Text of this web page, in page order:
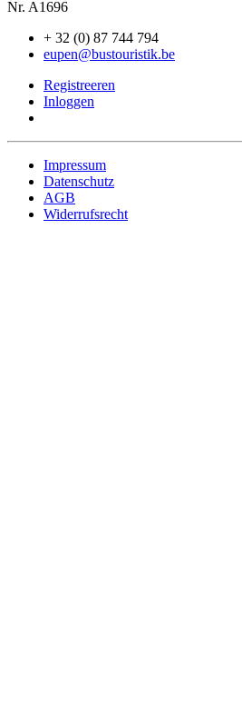
Nr. A1696
+ 32 (0) 87 744 794
eupen@bustouristik.be
Registreeren
Inloggen
Impressum
Datenschutz
AGB
Widerrufsrecht